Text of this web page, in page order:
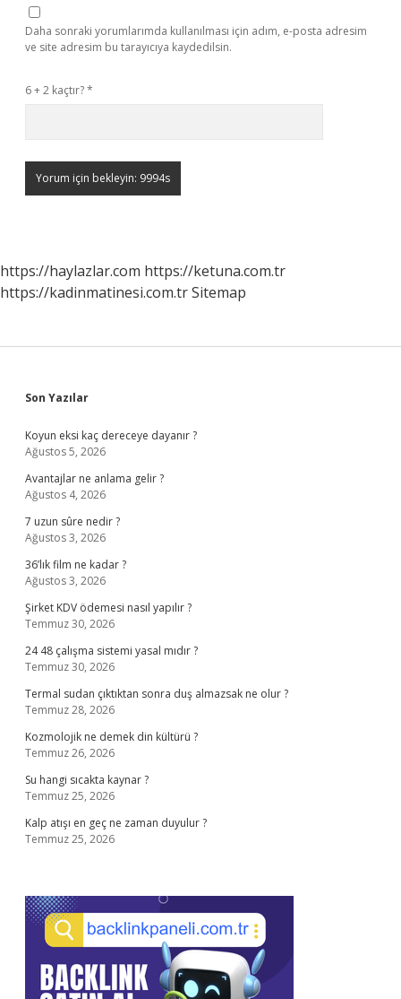
Daha sonraki yorumlarımda kullanılması için adım, e-posta adresim
ve site adresim bu tarayıcıya kaydedilsin.
6 + 2 kaçtır?*
https://haylazlar.com https://ketuna.com.tr
https://kadinmatinesi.com.trSitemap
Sidebar
Son Yazılar
Koyun eksi kaç dereceye dayanır ?
Ağustos 5, 2026
Avantajlar ne anlama gelir ?
Ağustos 4, 2026
7 uzun sûre nedir ?
Ağustos 3, 2026
36’lık film ne kadar ?
Ağustos 3, 2026
Şirket KDV ödemesi nasıl yapılır ?
Temmuz 30, 2026
24 48 çalışma sistemi yasal mıdır ?
Temmuz 30, 2026
Termal sudan çıktıktan sonra duş almazsak ne olur ?
Temmuz 28, 2026
Kozmolojik ne demek din kültürü ?
Temmuz 26, 2026
Su hangi sıcakta kaynar ?
Temmuz 25, 2026
Kalp atışı en geç ne zaman duyulur ?
Temmuz 25, 2026